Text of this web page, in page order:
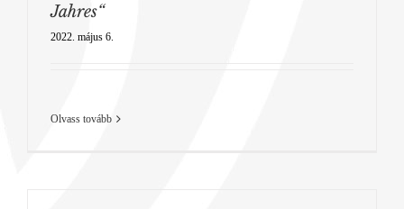
Jahres“
2022. május 6.
Olvass tovább